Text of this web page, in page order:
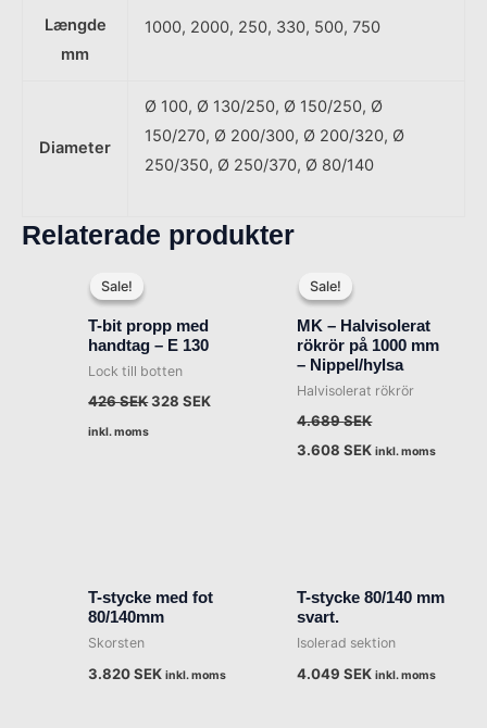
Længde
mm
1000, 2000, 250, 330, 500, 750
Diameter
Ø 100, Ø 130/250, Ø 150/250, Ø
150/270, Ø 200/300, Ø 200/320, Ø
250/350, Ø 250/370, Ø 80/140
Relaterade produkter
Sale!
Sale!
T-bit propp med
handtag – E 130
Lock till botten
426SEK
426 SEK.
328SEK
inkl. moms
Sale!
Sale!
MK – Halvisolerat
rökrör på 1000 mm
– Nippel/hylsa
Halvisolerat rökrör
4.689SEK
ursprungliga
priset
var:
4.689 SEK.
3.608SEK
är:
3.608 SEK.
inkl. moms
T-stycke med fot
80/140mm
Skorsten
3.820SEK inkl. moms
T-stycke 80/140 mm
svart.
Isolerad sektion
4.049SEK inkl. moms